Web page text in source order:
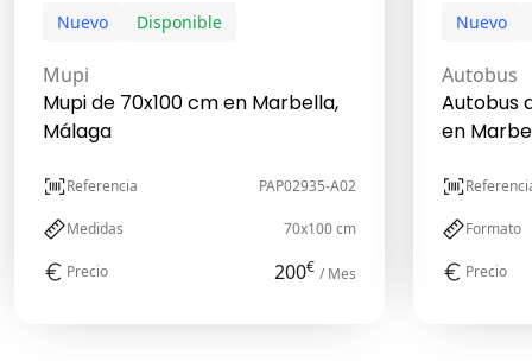
Nuevo Disponible
Mupi
Mupi de 70x100 cm en Marbella,
Málaga
Referencia PAP02935-A02
Medidas 70x100 cm
Precio 200€ / Mes
Nuevo
Autobus
Autobus
en
Formato
Precio